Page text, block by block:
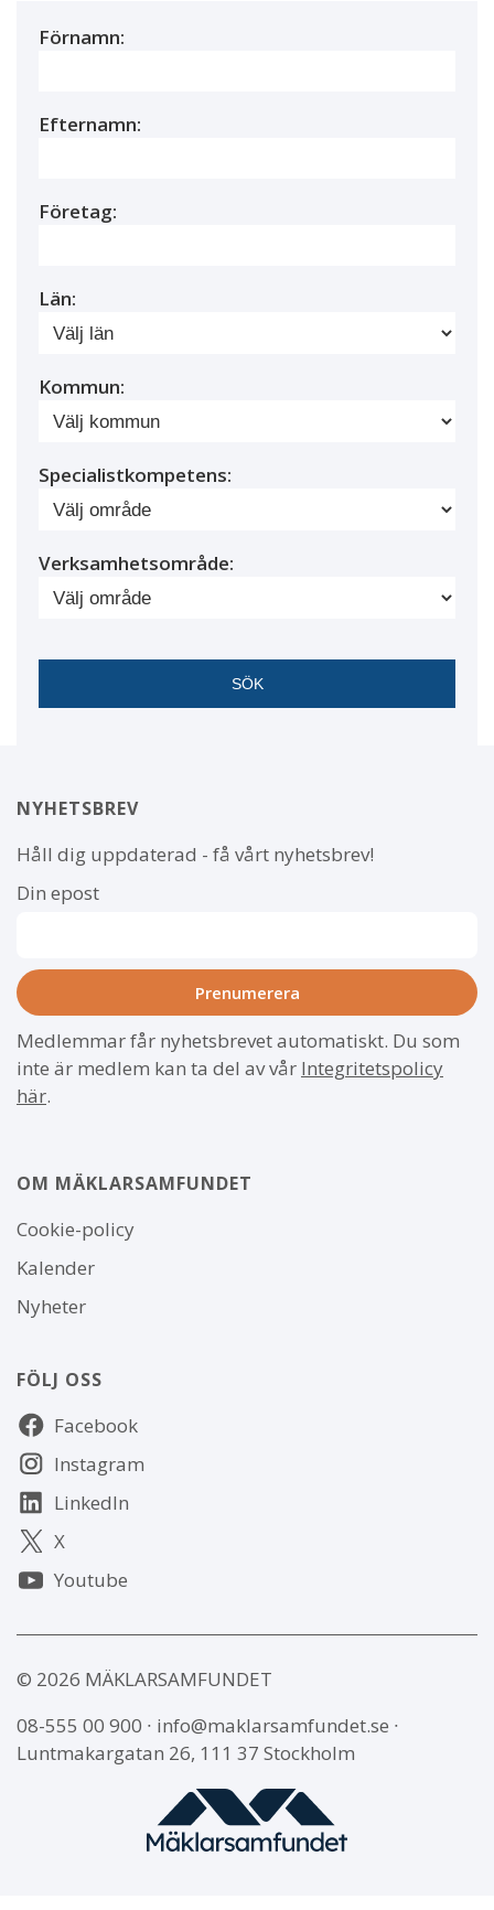
Förnamn:
Efternamn:
Företag:
Län:
Kommun:
Specialistkompetens:
Verksamhetsområde:
NYHETSBREV
Håll dig uppdaterad - få vårt nyhetsbrev!
Din epost
Medlemmar får nyhetsbrevet automatiskt. Du som
inte är medlem kan ta del av vår Integritetspolicy
här.
OM MÄKLARSAMFUNDET
Om
webbplatsen
Cookie-policy
Kalender
Nyheter
FÖLJ OSS
Följ
oss Facebook
Instagram
LinkedIn
X
Youtube
© 2026 MÄKLARSAMFUNDET
08-555 00 900 ∙ info@maklarsamfundet.se ∙
Luntmakargatan 26, 111 37 Stockholm